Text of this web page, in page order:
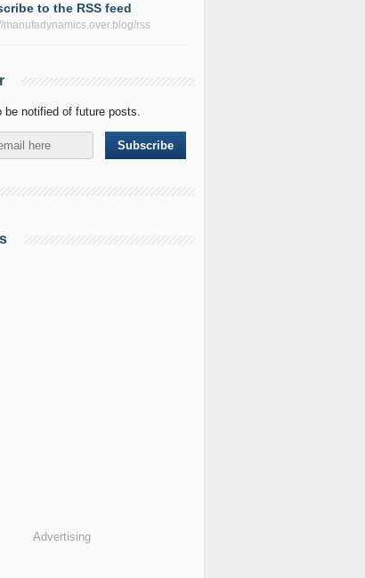
to the RSS feed
manufadynamics.over.blog/rss
be notified of future posts.
Advertising